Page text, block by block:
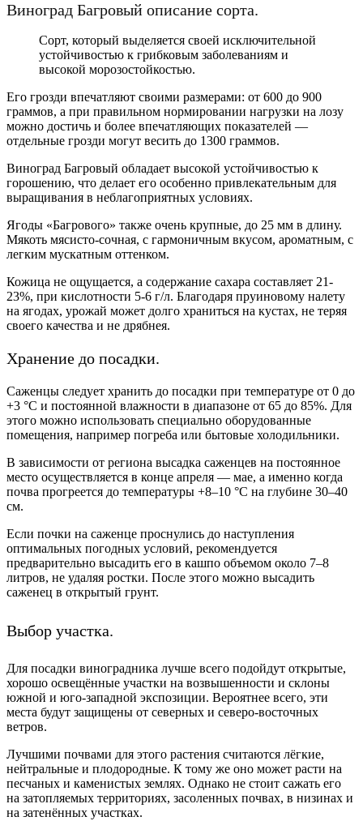
Виноград Багровый описание сорта.
Сорт, который выделяется своей исключительной
устойчивостью к грибковым заболеваниям и
высокой морозостойкостью.
Его грозди впечатляют своими размерами: от 600 до 900
граммов, а при правильном нормировании нагрузки на лозу
можно достичь и более впечатляющих показателей —
отдельные грозди могут весить до 1300 граммов.
Виноград Багровый обладает высокой устойчивостью к
горошению, что делает его особенно привлекательным для
выращивания в неблагоприятных условиях.
Ягоды «Багрового» также очень крупные, до 25 мм в длину.
Мякоть мясисто-сочная, с гармоничным вкусом, ароматным, с
легким мускатным оттенком.
Кожица не ощущается, а содержание сахара составляет 21-
23%, при кислотности 5-6 г/л. Благодаря пруиновому налету
на ягодах, урожай может долго храниться на кустах, не теряя
своего качества и не дрябнея.
Хранение до посадки.
Саженцы следует хранить до посадки при температуре от 0 до
+3 °С и постоянной влажности в диапазоне от 65 до 85%. Для
этого можно использовать специально оборудованные
помещения, например погреба или бытовые холодильники.
В зависимости от региона высадка саженцев на постоянное
место осуществляется в конце апреля — мае, а именно когда
почва прогреется до температуры +8–10 °С на глубине 30–40
см.
Если почки на саженце проснулись до наступления
оптимальных погодных условий, рекомендуется
предварительно высадить его в кашпо объемом около 7–8
литров, не удаляя ростки. После этого можно высадить
саженец в открытый грунт.
Выбор участка.
Для посадки виноградника лучше всего подойдут открытые,
хорошо освещённые участки на возвышенности и склоны
южной и юго-западной экспозиции. Вероятнее всего, эти
места будут защищены от северных и северо-восточных
ветров.
Лучшими почвами для этого растения считаются лёгкие,
нейтральные и плодородные. К тому же оно может расти на
песчаных и каменистых землях. Однако не стоит сажать его
на затопляемых территориях, засоленных почвах, в низинах и
на затенённых участках.